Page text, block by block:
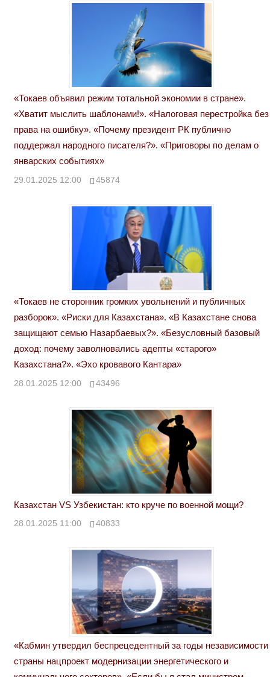
«Токаев объявил режим тотальной экономии в стране».
«Хватит мыслить шаблонами!». «Налоговая перестройка без
права на ошибку». «Почему президент РК публично
поддержал народного писателя?». «Приговоры по делам о
январских событиях»
29.01.2025 12:00 45874
«Токаев не сторонник громких увольнений и публичных
разборок». «Риски для Казахстана». «В Казахстане снова
защищают семью Назарбаевых?». «Безусловный базовый
доход: почему заволновались адепты «старого»
Казахстана?». «Эхо кровавого Кантара»
28.01.2025 12:00 43496
Казахстан VS Узбекистан: кто круче по военной мощи?
28.01.2025 11:00 40833
«Кабмин утвердил беспрецедентный за годы независимости
страны нацпроект модернизации энергетического и